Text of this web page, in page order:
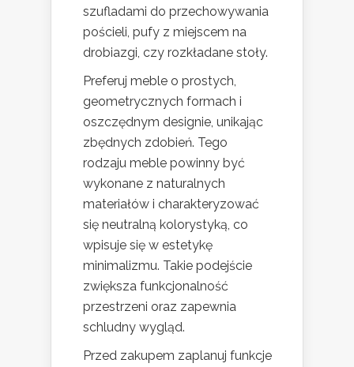
szufladami do przechowywania
pościeli, pufy z miejscem na
drobiazgi, czy rozkładane stoły.
Preferuj meble o prostych,
geometrycznych formach i
oszczędnym designie, unikając
zbędnych zdobień. Tego
rodzaju meble powinny być
wykonane z naturalnych
materiałów i charakteryzować
się neutralną kolorystyką, co
wpisuje się w estetykę
minimalizmu. Takie podejście
zwiększa funkcjonalność
przestrzeni oraz zapewnia
schludny wygląd.
Przed zakupem zaplanuj funkcje